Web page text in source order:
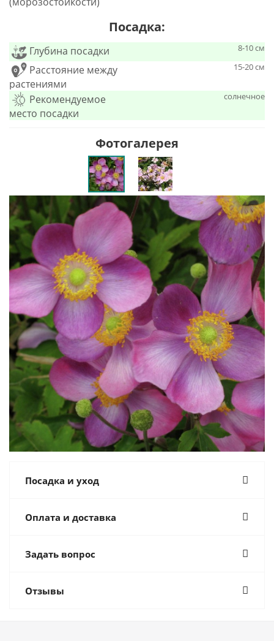
Посадка:
Глубина посадки 8-10 см
Расстояние между
растениями
15-20 см
Рекомендуемое
место посадки
солнечное
Фотогалерея
Посадка и уход
Оплата и доставка
Задать вопрос
Отзывы